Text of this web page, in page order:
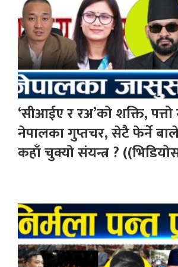
‘सीआईए र रअ’को शक्ति,
नेपालका गुप्तचर, सेटै फेर्ने
कहाँ चुक्यो संयन्त्र ?